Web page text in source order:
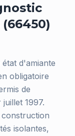
d'amiante
obligatoire
de
1997.
construction
isolantes,